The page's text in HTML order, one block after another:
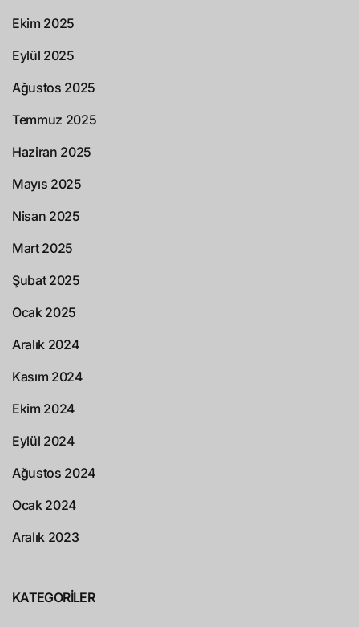
Ekim 2025
Eylül 2025
Ağustos 2025
Temmuz 2025
Haziran 2025
Mayıs 2025
Nisan 2025
Mart 2025
Şubat 2025
Ocak 2025
Aralık 2024
Kasım 2024
Ekim 2024
Eylül 2024
Ağustos 2024
Ocak 2024
Aralık 2023
KATEGORILER